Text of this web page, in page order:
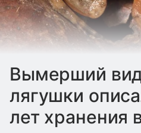
Вымерший
лягушки
лет хранения